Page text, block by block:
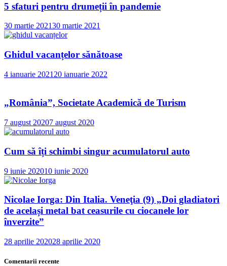
5 sfaturi pentru drumeții în pandemie
30 martie 202130 martie 2021
Ghidul vacanțelor sănătoase
4 ianuarie 2021 20 ianuarie 2022
„România”, Societate Academică de Turism
7 august 20207 august 2020
Cum să îți schimbi singur acumulatorul auto
9 iunie 202010 iunie 2020
Nicolae Iorga: Din Italia. Veneţia (9) „Doi gladiatori
de același metal bat ceasurile cu ciocanele lor
înverzite”
28 aprilie 202028 aprilie 2020
Comentarii recente